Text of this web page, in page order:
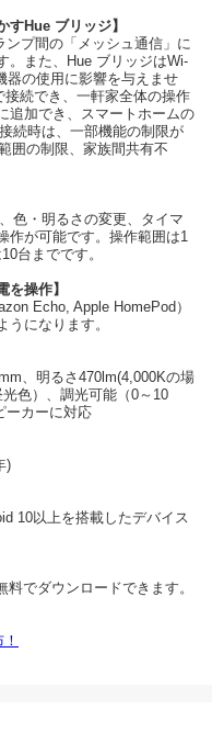
すHue ブリッジ】
ンプ間の「メッシュ通信」に
。また、Hue ブリッジはWi-
器の使用に影響を与えませ
続でき、一軒家全体の操作
追加でき、スマートホームの
続時は、一部機能の制限が
囲の制限、家族間共有不
色・明るさの変更、タイマ
作が可能です。操作範囲は1
台までです。
を操作】
Echo, Apple HomePod）
になります。
、明るさ470lm(4,000Kの場
色）、調光可能（0～10
ーカーに対応
)
10以上を搭載したデバイス
でダウンロードできます。